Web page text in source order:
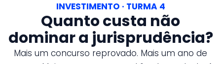
INVESTIMENTO · TURMA 4
Quanto custa não
dominar a jurisprudência?
Mais um concurso reprovado. Mais um ano de